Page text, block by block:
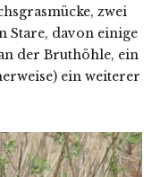
zwei
Stare, davon einige
der Bruthöhle, ein
ein weiterer